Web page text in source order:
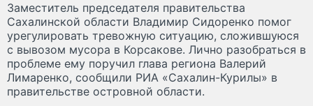
Заместитель председателя правительства
Сахалинской области Владимир Сидоренко помог
урегулировать тревожную ситуацию, сложившуюся
с вывозом мусора в Корсакове. Лично разобраться в
проблеме ему поручил глава региона Валерий
Лимаренко, сообщили РИА «Сахалин-Курилы» в
правительстве островной области.